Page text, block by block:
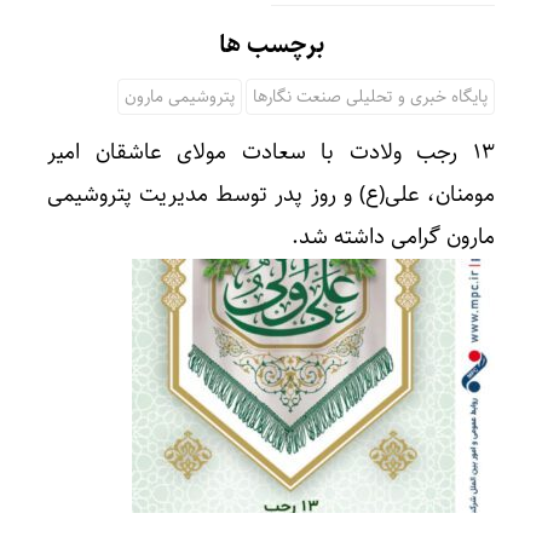
برچسب ها
پایگاه خبری و تحلیلی صنعت نگارها پتروشیمی مارون
۱۳ رجب ولادت با سعادت مولای عاشقان امیر
مومنان، علی(ع) و روز پدر توسط مدیریت پتروشیمی
مارون گرامی داشته شد.